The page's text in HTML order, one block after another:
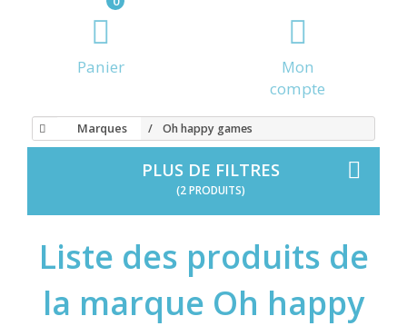
Panier
Mon
compte
Marques Oh happy games
PLUS DE FILTRES
(2 PRODUITS)
Liste des produits de
la marque Oh happy